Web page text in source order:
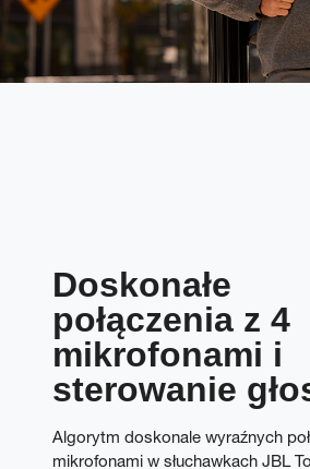
Doskonałe
połączenia z 4
mikrofonami i
sterowanie
Algorytm doskonale wyraźnych
mikrofonami w słuchawkach JBL